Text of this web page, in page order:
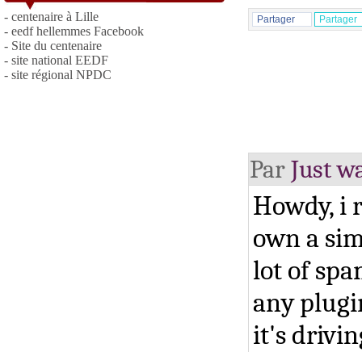
- centenaire à Lille
- eedf hellemmes Facebook
- Site du centenaire
- site national EEDF
- site régional NPDC
Partager Partager
ParJust
Howdy, i
own a
lot of
any
it's